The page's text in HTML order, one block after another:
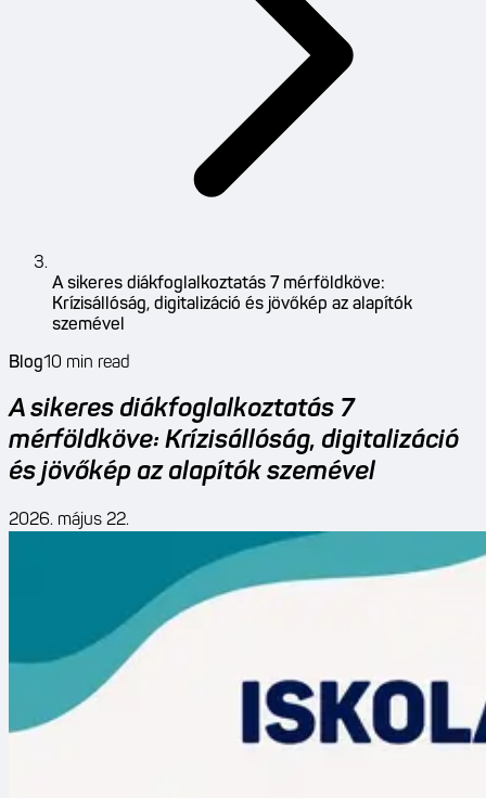
A sikeres diákfoglalkoztatás 7 mérföldköve:
Krízisállóság, digitalizáció és jövőkép az alapítók
szemével
Blog10 min read
A sikeres diákfoglalkoztatás 7
mérföldköve: Krízisállóság, digitalizáció
és jövőkép az alapítók szemével
2026. május 22.